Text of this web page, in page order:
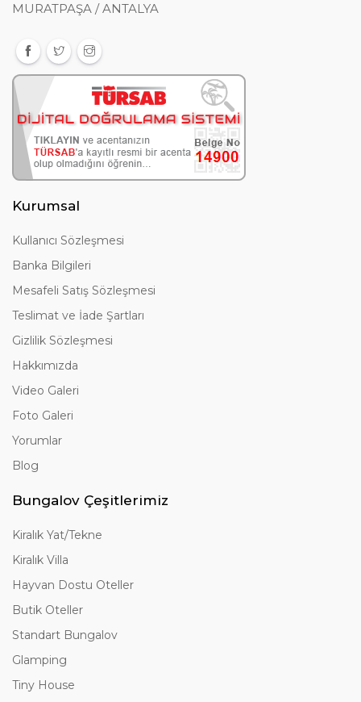
MURATPAŞA / ANTALYA
Kurumsal
Kullanıcı Sözleşmesi
Banka Bilgileri
Mesafeli Satış Sözleşmesi
Teslimat ve İade Şartları
Gizlilik Sözleşmesi
Hakkımızda
Video Galeri
Foto Galeri
Yorumlar
Blog
Bungalov Çeşitlerimiz
Kiralık Yat/Tekne
Kiralık Villa
Hayvan Dostu Oteller
Butik Oteller
Standart Bungalov
Glamping
Tiny House